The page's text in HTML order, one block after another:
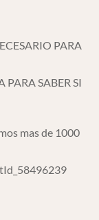
PARA
PARA SABER SI
mas de 1000